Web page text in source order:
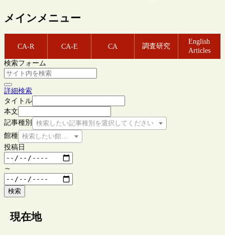
メインメニュー
CA-R CA-E CA 調査研究
English
Articles
検索フォーム
詳細検索
タイトル
本文
記事種別
検索したい記事種別を選択してください
館種 検索したい館種を選択してください
投稿日
～
検索
現在地